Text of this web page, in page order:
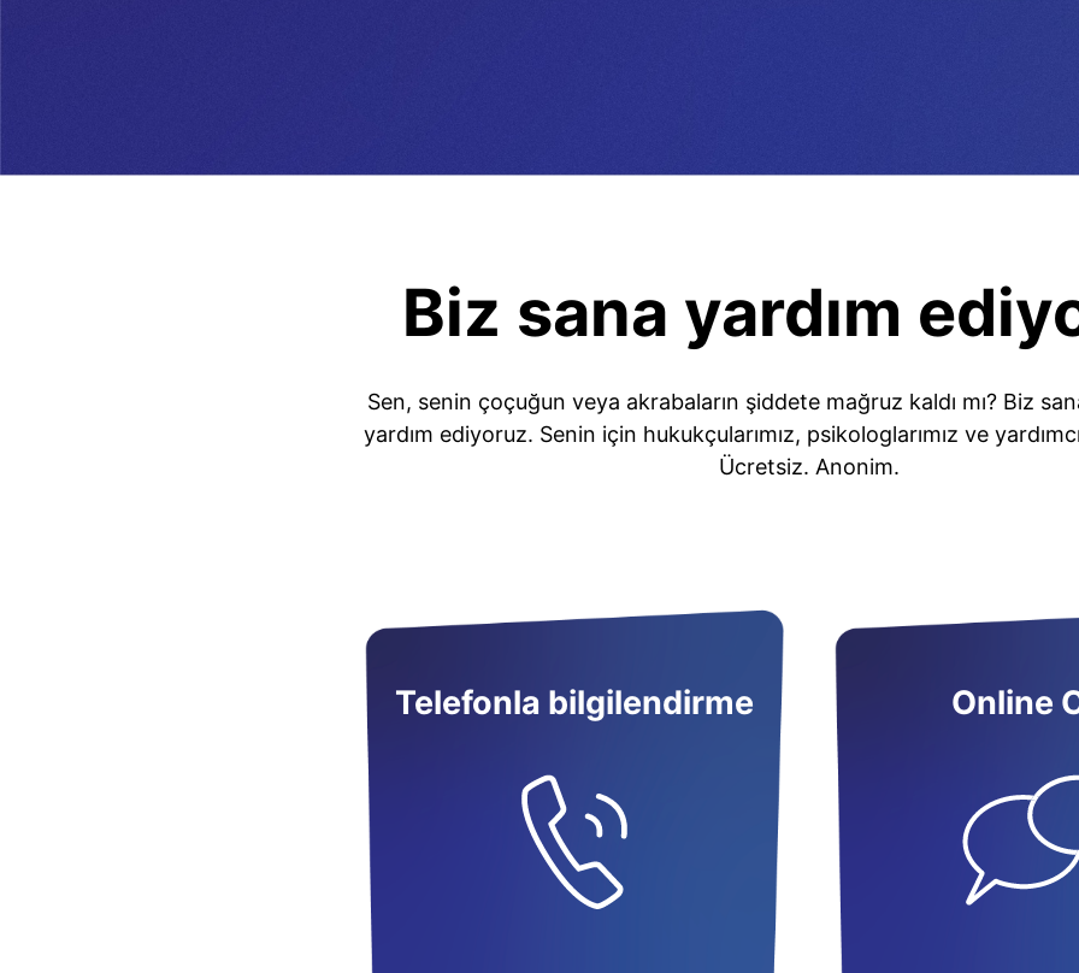
Biz sana yardım
Sen, senin çoçuğun veya akrabaların şiddete mağruz kaldı mı? Biz
yardım ediyoruz. Senin için hukukçularımız, psikologlarımız ve
Ücretsiz. Anonim.
Telefonla bilgilendirme Online